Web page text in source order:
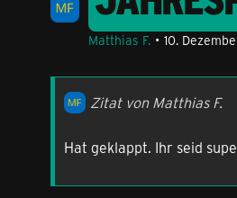
Matthias F. 10.
Zitat von Matthias F.
Hat geklappt. Ihr seid